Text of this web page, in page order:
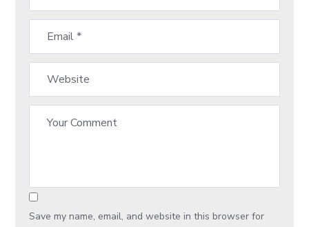
Save my name, email, and website in this browser for